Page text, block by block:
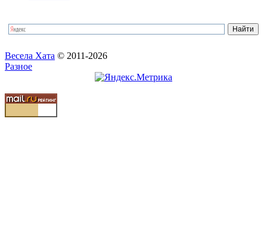
Весела Хата © 2011-2026
Разное